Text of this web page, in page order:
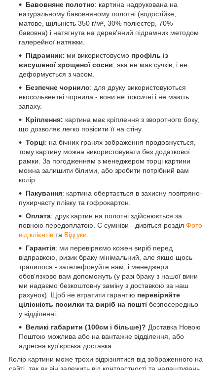
Бавовняне полотно: картина надрукована на
натуральному бавовняному полотні (водостійке,
матове, щільність 350 г/м², 30% поліестер, 70%
бавовна) і натягнута на дерев'яний підрамник методом
галерейної натяжки.
Підрамник: ми використовуємо профіль із
висушеної зрощеної сосни, яка не має сучків, і не
деформується з часом.
Безпечне чорнило: для друку використовуються
екосольвентні чорнила - вони не токсичні і не мають
запаху.
Кріплення: картина має кріплення з зворотного боку,
що дозволяє легко повісити її на стіну.
Торці: на бічних гранях зображення продовжується,
тому картину можна використовувати без додаткової
рамки. За погодженням з менеджером торці картини
можна залишити білими, або зробити потрібний вам
колір.
Пакування: картина обертається в захисну повітряно-
пухирчасту плівку та гофрокартон.
Оплата: друк картин на полотні здійснюється за
повною передоплатою. Є сумніви - дивіться розділ Фото
від клієнтів та Відгуки.
Гарантія: ми перевіряємо кожен виріб перед
відправкою, ризик браку мінімальний, але якщо щось
трапилося - зателефонуйте нам, і менеджери
обов'язково вам допоможуть (у разі браку з нашої вини
ми надаємо безкоштовну заміну з доставкою за наш
рахунок). Щоб не втратити гарантію перевіряйте
цілісність посилки та виріб на пошті безпосередньо
у відділенні.
Великі габарити (100см і більше)? Доставка Новою
Поштою можлива або на вантажне відділення, або
адресна кур'єрська доставка.
Колір картини може трохи відрізнятися від зображенного на